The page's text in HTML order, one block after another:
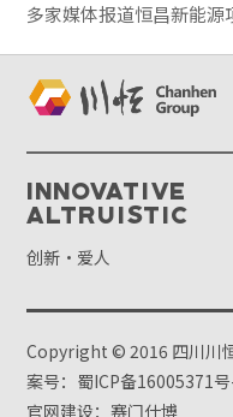
多家媒体报道恒昌新能源
Innovative
Altruistic
创新·爱人
Copyright © 2016 四川川
案号：蜀ICP备16005371
官网建设：赛门仕博